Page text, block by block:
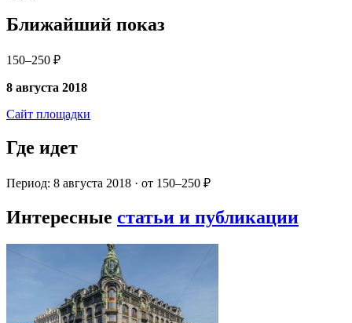
Ближайший показ
150–250 ₽
8 августа 2018
Сайт площадки
Где идет
Период: 8 августа 2018 · от 150–250 ₽
Интересные статьи и публикации